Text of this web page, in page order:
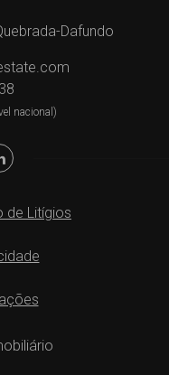
Dafundo
nacional)
de Litígios